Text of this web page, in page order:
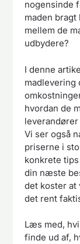
nogensinde
maden
mellem de
udbydere?
I denne
madlevering
hvordan de
Vi ser også
priserne i
konkrete
din næste
det koster
det rent
Læs med,
finde ud af,